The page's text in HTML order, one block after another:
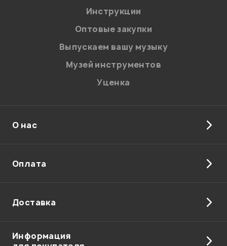
на обработку персональных данных в
Политикой в отношении обработки
персональных данных.
Введите проверочное число:
Отправить
Инструкции
Оптовые закупки
Выпускаем вашу музыку
Музей инструментов
Уценка
О нас
Оплата
Доставка
Информация